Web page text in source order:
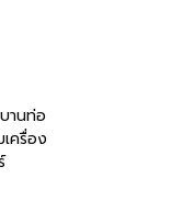
านท่อ
เครื่อง